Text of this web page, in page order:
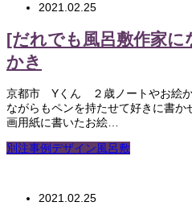
2021.02.25
[だれでも風呂敷作家
かき
京都市 Yくん ２歳ノートやお絵か
ながらもペンを持たせて好きに書か
画用紙に書いたお絵…
別注事例デザイン風呂敷
2021.02.25